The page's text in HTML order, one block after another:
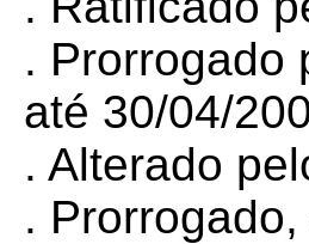
. Prorrogado
até 30/04/
. Alterado
.